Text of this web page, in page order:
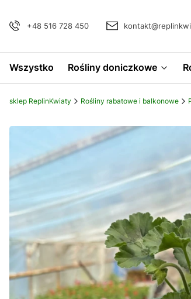
+48 516 728 450
Wszystko Rośliny doniczkowe
sklep ReplinKwiaty Rośliny rabatowe i balkonowe